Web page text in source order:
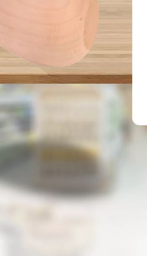
Альтернативные продукты